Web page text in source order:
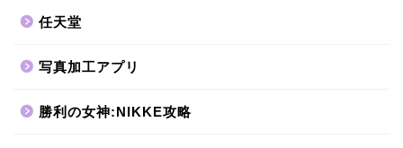
任天堂
写真加工アプリ
勝利の女神:NIKKE攻略